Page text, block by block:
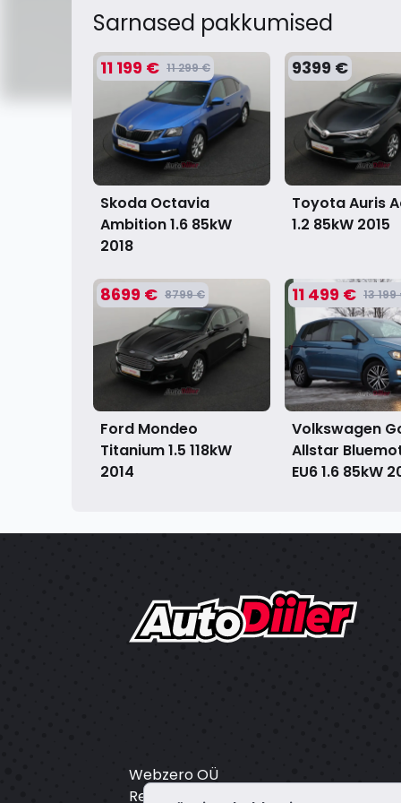
Sarnased pakkumised
11 199 € 11 299 €
Skoda Octavia
Ambition 1.6 85kW
2018
9399 €
Toyota Auris
1.2 85kW 2015
8699 € 8799 €
Ford Mondeo
Titanium 1.5 118kW
2014
11 499 € 13 199
Volkswagen
Allstar
EU6 1.6 85kW
Webzero OÜ
Registrikood: 16804172